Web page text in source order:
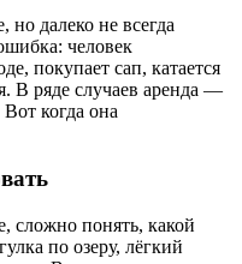
далеко не всегда
человек
покупает сап, катается
В ряде случаев аренда —
когда она
сложно понять, какой
по озеру, лёгкий